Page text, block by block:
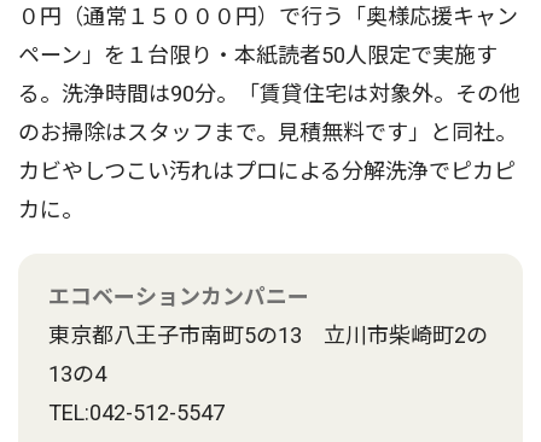
０円（通常１５０００円）で行う「奥様応援キャン
ペーン」を１台限り・本紙読者50人限定で実施す
る。洗浄時間は90分。「賃貸住宅は対象外。その他
のお掃除はスタッフまで。見積無料です」と同社。
カビやしつこい汚れはプロによる分解洗浄でピカピ
カに。
エコベーションカンパニー
東京都八王子市南町5の13 立川市柴崎町2の
13の4
TEL:042-512-5547